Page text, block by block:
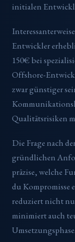
initialen
Entwickler
150€ bei
Offshore-
zwar günstiger
Qualitätsrisiken
Die Frage nach
gründlichen
präzise, welche
du Kompromisse
reduziert nicht
minimiert auch
Umsetzungsphase.